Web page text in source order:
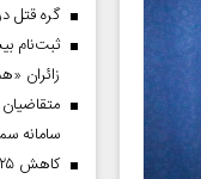
گره قتل در
ثبت‌نام
زائران
سامانه